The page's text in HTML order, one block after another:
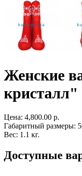
Женские
кристалл"
Цена: 4,800.00 р.
Габаритный размеры:
Вес: 1.1 кг.
Доступные